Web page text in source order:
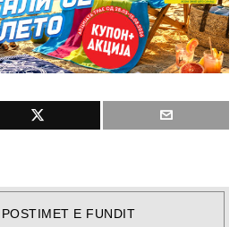
POSTIMET E FUNDIT